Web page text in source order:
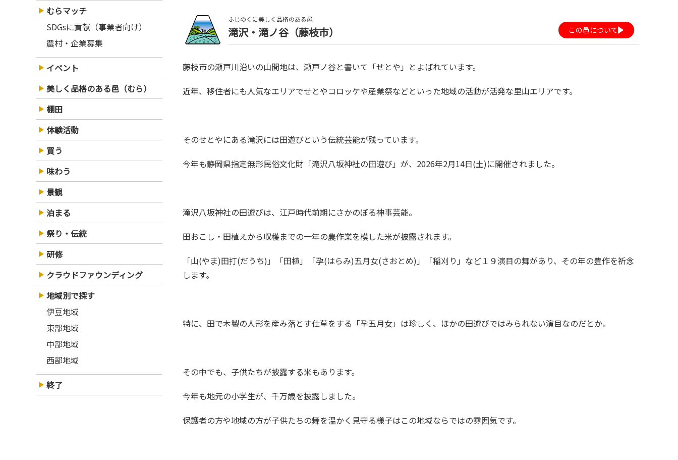
ふじのくに美しく品格のある邑
滝沢・滝ノ谷（藤枝市） この邑について
藤枝市の瀬戸川沿いの山間地は、瀬戸ノ谷と書いて「せとや」とよばれています。
近年、移住者にも人気なエリアでせとやコロッケや産業祭などといった地域の活動が活発な里山エリアです。
そのせとやにある滝沢には田遊びという伝統芸能が残っています。
今年も静岡県指定無形民俗文化財「滝沢八坂神社の田遊び」が、2026年2月14日(土)に開催されました。
滝沢八坂神社の田遊びは、江戸時代前期にさかのぼる神事芸能。
田おこし・田植えから収穫までの一年の農作業を模した米が披露されます。
「山(やま)田打(だうち)」「田植」「孕(はらみ)五月女(さおとめ)」「稲刈り」など１９演目の舞があり、その年の豊作を祈念
します。
特に、田で木製の人形を産み落とす仕草をする「孕五月女」は珍しく、ほかの田遊びではみられない演目なのだとか。
その中でも、子供たちが披露する米もあります。
今年も地元の小学生が、千万歳を披露しました。
保護者の方や地域の方が子供たちの舞を温かく見守る様子はこの地域ならではの雰囲気です。
むらマッチ
SDGsに貢献（事業者向け）
農村・企業募集
イベント
美しく品格のある邑（むら）
棚田
体験活動
買う
味わう
景観
泊まる
祭り・伝統
研修
クラウドファウンディング
地域別で探す
伊豆地域
東部地域
中部地域
西部地域
終了